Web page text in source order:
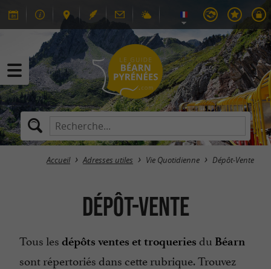
Accueil Adresses utiles Vie Quotidienne Dépôt-Vente
Dépôt-Vente
Tous les dépôts ventes et troqueries du Béarn
sont répertoriés dans cette rubrique. Trouvez